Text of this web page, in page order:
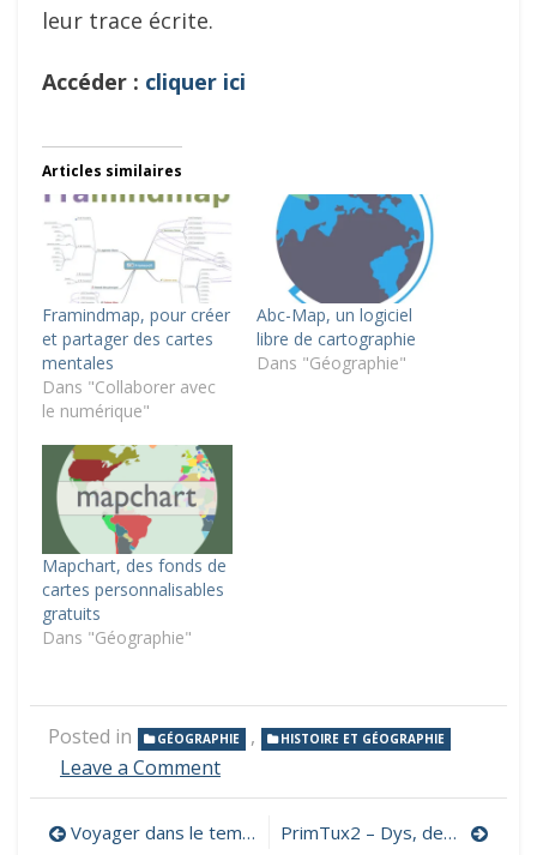
leur trace écrite.
Accéder : cliquer ici
Articles similaires
Framindmap, pour créer
et partager des cartes
mentales
Dans "Collaborer avec
le numérique"
Abc-Map, un logiciel
libre de cartographie
Dans "Géographie"
Mapchart, des fonds de
cartes personnalisables
gratuits
Dans "Géographie"
Posted in GÉOGRAPHIE , HISTOIRE ET GÉOGRAPHIE
Leave a Commenton
de
Navigation
Voyager dans le temps en 39/45 à travers des photos superposables PrimTux2 – Dys, des outils adaptés aux élèves dys